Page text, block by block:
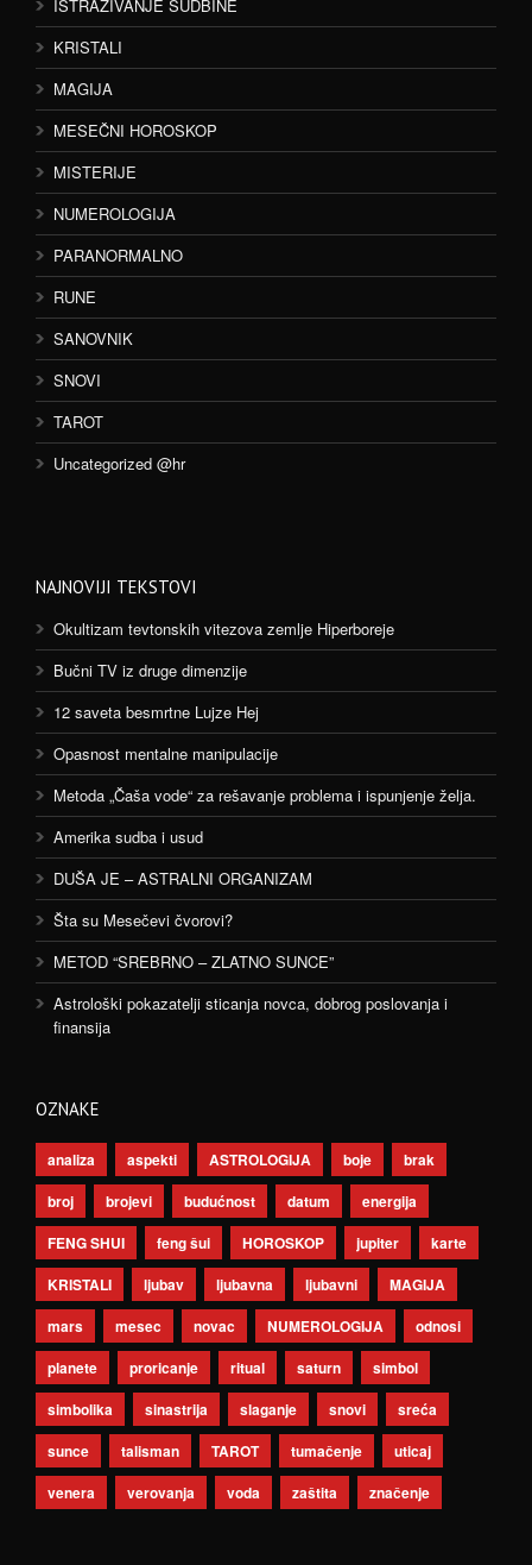
ISTRAŽIVANJE SUDBINE
KRISTALI
MAGIJA
MESEČNI HOROSKOP
MISTERIJE
NUMEROLOGIJA
PARANORMALNO
RUNE
SANOVNIK
SNOVI
TAROT
Uncategorized @hr
NAJNOVIJI TEKSTOVI
Okultizam tevtonskih vitezova zemlje Hiperboreje
Bučni TV iz druge dimenzije
12 saveta besmrtne Lujze Hej
Opasnost mentalne manipulacije
Metoda „Čaša vode“ za rešavanje problema i ispunjenje želja.
Amerika sudba i usud
DUŠA JE – ASTRALNI ORGANIZAM
Šta su Mesečevi čvorovi?
METOD “SREBRNO – ZLATNO SUNCE”
Astrološki pokazatelji sticanja novca, dobrog poslovanja i
finansija
OZNAKE
analiza aspekti ASTROLOGIJA boje
brak
broj
brojevi budućnost datum
energija
FENG SHUI
feng šui HOROSKOP jupiter
karte
KRISTALI
ljubav ljubavna ljubavni
MAGIJA
mars
mesec novac NUMEROLOGIJA
odnosi
planete
proricanje ritual saturn
simbol
simbolika
sinastrija slaganje snovi
sreća
sunce
talisman TAROT tumačenje
uticaj
venera
verovanja voda zaštita značenje